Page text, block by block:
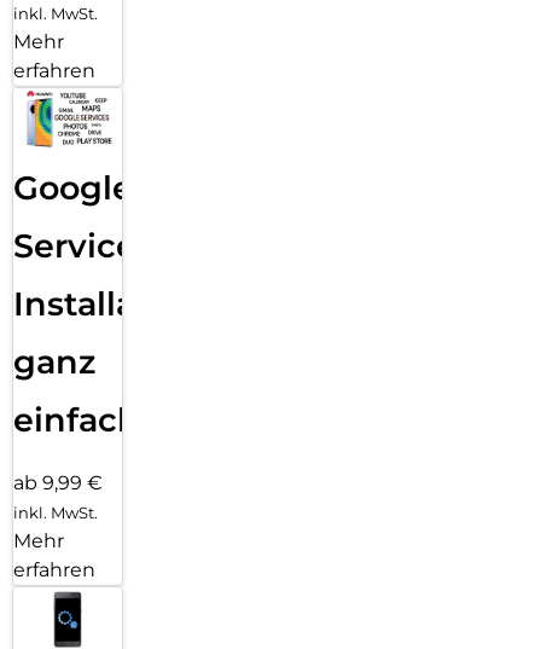
inkl. MwSt.
Mehr
erfahren
Google
Services
Installation
ganz
einfach
ab 9,99 €
inkl. MwSt.
Mehr
erfahren